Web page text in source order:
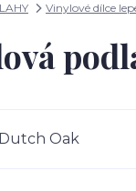
Vinylové dílce